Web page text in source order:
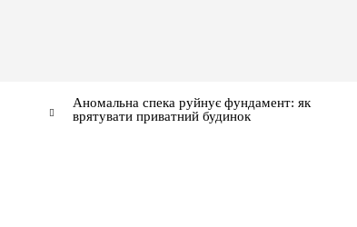
Аномальна спека руйнує фундамент: як
врятувати приватний будинок